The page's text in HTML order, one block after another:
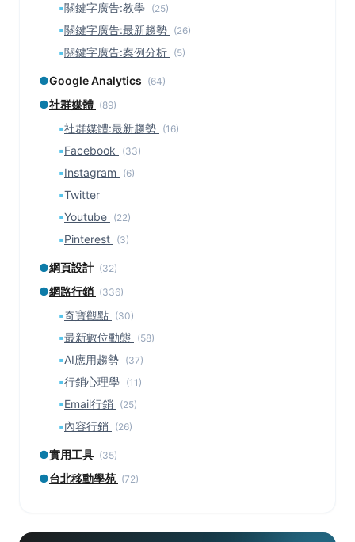
▪關鍵字廣告:教學 (25)
▪關鍵字廣告:最新趨勢 (26)
▪關鍵字廣告:案例分析 (5)
●Google Analytics (64)
●社群媒體 (89)
▪社群媒體:最新趨勢 (16)
▪Facebook (33)
▪Instagram (6)
▪Twitter
▪Youtube (22)
▪Pinterest (3)
●網頁設計 (32)
●網路行銷 (336)
▪奇寶觀點 (30)
▪最新數位動態 (58)
▪AI應用趨勢 (37)
▪行銷心理學 (11)
▪Email行銷 (25)
▪內容行銷 (26)
●實用工具 (35)
●台北移動學苑 (72)